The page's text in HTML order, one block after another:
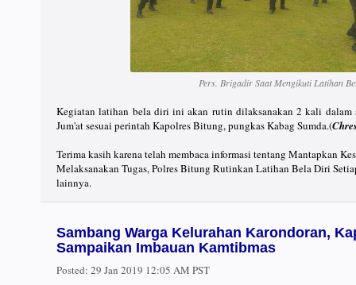
Pers. Brigadir Saat Mengikuti Latihan
Kegiatan latihan bela diri ini akan rutin dilaksanakan 2 kali dalam
Jum'at sesuai perintah Kapolres Bitung, pungkas Kabag Sumda.(
Terima kasih karena telah membaca informasi tentang Mantapkan
Melaksanakan Tugas, Polres Bitung Rutinkan Latihan Bela Diri
lainnya.
Sambang Warga Kelurahan Karondoran,
Sampaikan Imbauan Kamtibmas
Posted: 29 Jan 2019 12:05 AM PST